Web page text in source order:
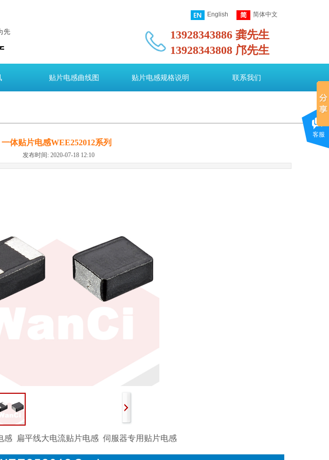
13928343886 龚先生
13928343808 邝先生
先
English 简体中文
贴片电感曲线图 贴片电感规格说明 联系我们
一体贴片电感WEE252012系列
发布时间: 2020-07-18 12:10
感 扁平线大电流贴片电感 伺服器专用贴片电感
客服